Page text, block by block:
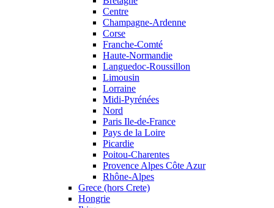
Centre
Champagne-Ardenne
Corse
Franche-Comté
Haute-Normandie
Languedoc-Roussillon
Limousin
Lorraine
Midi-Pyrénées
Nord
Paris Ile-de-France
Pays de la Loire
Picardie
Poitou-Charentes
Provence Alpes Côte Azur
Rhône-Alpes
Grece (hors Crete)
Hongrie